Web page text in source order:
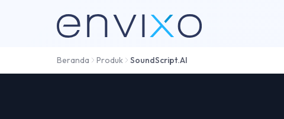
Beranda Produk SoundScript.AI